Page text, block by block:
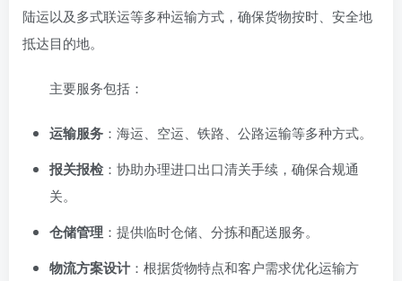
陆运以及多式联运等多种运输方式，确保货物按时、安全地
抵达目的地。
主要服务包括：
运输服务 ：海运、空运、铁路、公路运输等多种方式。
报关报检 ：协助办理进口出口清关手续，确保合规通
关。
仓储管理 ：提供临时仓储、分拣和配送服务。
物流方案设计：根据货物特点和客户需求优化运输方